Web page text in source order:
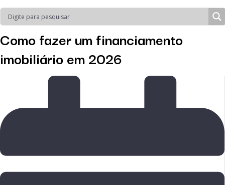
Como fazer um financiamento
imobiliário em 2026